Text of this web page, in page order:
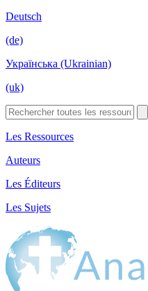
Deutsch
(de)
Українська (Ukrainian)
(uk)
Les Ressources
Auteurs
Les Éditeurs
Les Sujets